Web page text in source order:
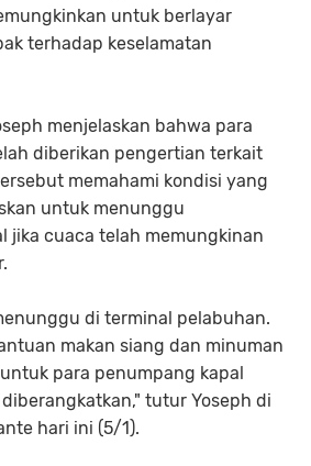
untuk berlayar
terhadap keselamatan
menjelaskan bahwa para
diberikan pengertian terkait
memahami kondisi yang
untuk menunggu
jika cuaca telah memungkinan
di terminal pelabuhan.
makan siang dan minuman
para penumpang kapal
tutur Yoseph di
hari ini (5/1).